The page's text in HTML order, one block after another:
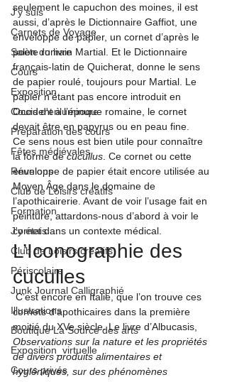
J'y suis
Carnets de Voyage
Salon du livre
Cours
Exposition
Cours d'enluminure
Préparation des cours
Fêtes médiévales
Réunions
Club de Loisirs créatifs
Formation
J'y étais ...
Club de Loisirs créatifs
Périscolaire
Junk Journal Calligraphié
Illustrations
Boutique La Source des arts
Exposition_virtuelle
Cours privés
seulement le capuchon des moines, il est
aussi, d’après le Dictionnaire Gaffiot, une
enveloppe de papier, un cornet d’après le
poète romain Martial . Et le Dictionnaire
français-latin de Quicherat, donne le sens
de papier roulé, toujours pour Martial . Le
papier n’étant pas encore introduit en
Occident à l’époque romaine, le cornet
devait être en papyrus ou en peau fine.
Ce sens nous est bien utile pour connaître
la forme de cucullus . Ce cornet ou cette
enveloppe de papier était encore utilisée au
Moyen Âge dans le domaine de
l’apothicairerie . Avant de voir l’usage fait en
peinture, attardons-nous d’abord à voir le
cornet dans un contexte médical.
L’Iconographie des
cuculles
C’est encore en Italie, que l’on trouve ces
cornets d’apothicaires dans la première
moitié du XVe siècle. Le livre d’Albucasis,
Observations sur la nature et les propriétés
de divers produits alimentaires et
hygiéniques, sur des phénomènes